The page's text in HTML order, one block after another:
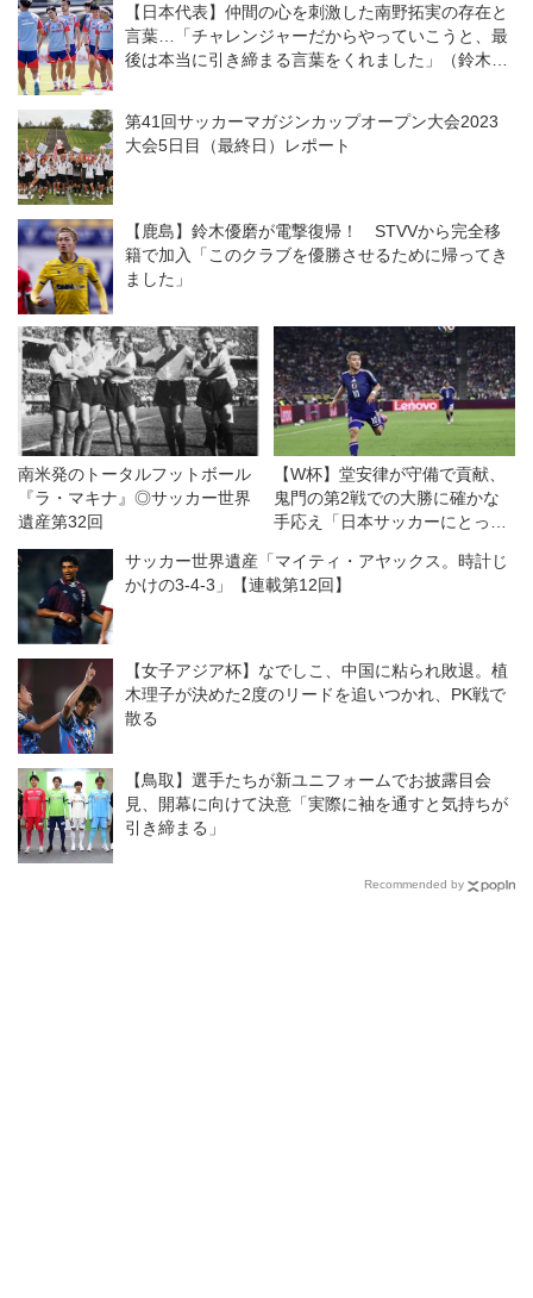
【日本代表】仲間の心を刺激した南野拓実の存在と
言葉…「チャレンジャーだからやっていこうと、最
後は本当に引き締まる言葉をくれました」（鈴木彩
第41回サッカーマガジンカップオープン大会2023
大会5日目（最終日）レポート
【鹿島】鈴木優磨が電撃復帰！ STVVから完全移
籍で加入「このクラブを優勝させるために帰ってき
ました」
南米発のトータルフットボール
『ラ・マキナ』◎サッカー世界
遺産第32回
【W杯】堂安律が守備で貢献、
鬼門の第2戦での大勝に確かな
手応え「日本サッカーにとって
サッカー世界遺産「マイティ・アヤックス。時計じ
かけの3-4-3」【連載第12回】
【女子アジア杯】なでしこ、中国に粘られ敗退。植
木理子が決めた2度のリードを追いつかれ、PK戦で
散る
【鳥取】選手たちが新ユニフォームでお披露目会
見、開幕に向けて決意「実際に袖を通すと気持ちが
引き締まる」
Recommended by